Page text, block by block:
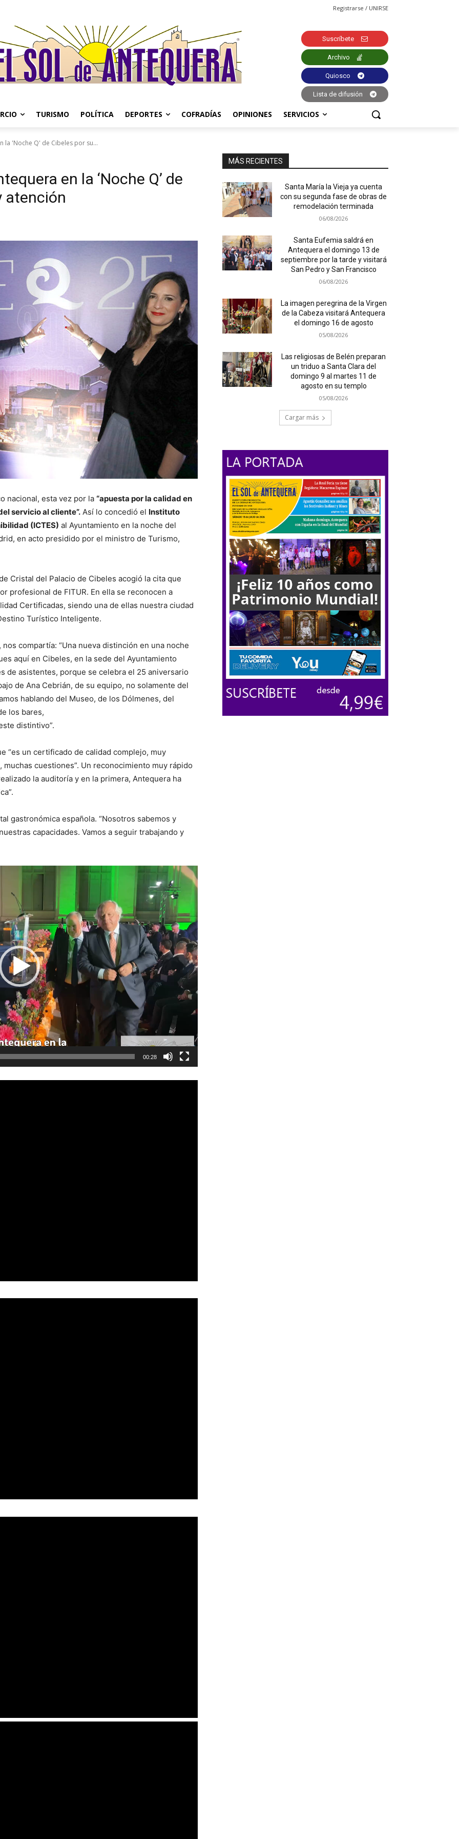
Registrarse / UNIRSE
Suscríbete
Archivo
Quiosco
Lista de difusión
TURISMO POLÍTICA DEPORTES COFRADÍAS OPINIONES SERVICIOS
la 'Noche Q' de Cibeles por su...
en la ‘Noche Q’ de
atención
nacional, esta vez por la “apuesta por la calidad en
servicio al cliente”. Así lo concedió el Instituto
(ICTES) al Ayuntamiento en la noche del
en acto presidido por el ministro de Turismo,
Cristal del Palacio de Cibeles acogió la cita que
profesional de FITUR. En ella se reconocen a
Certificadas, siendo una de ellas nuestra ciudad
Turístico Inteligente.
compartía: “Una nueva distinción en una noche
aquí en Cibeles, en la sede del Ayuntamiento
de asistentes, porque se celebra el 25 aniversario
de Ana Cebrián, de su equipo, no solamente del
hablando del Museo, de los Dólmenes, del
los bares,
distintivo”.
“es un certificado de calidad complejo, muy
cuestiones”. Un reconocimiento muy rápido
la auditoría y en la primera, Antequera ha
gastronómica española. “Nosotros sabemos y
capacidades. Vamos a seguir trabajando y
00:28
MÁS RECIENTES
Santa María la Vieja ya cuenta
con su segunda fase de obras de
remodelación terminada
06/08/2026
Santa Eufemia saldrá en
Antequera el domingo 13 de
septiembre por la tarde y visitará
San Pedro y San Francisco
06/08/2026
La imagen peregrina de la Virgen
de la Cabeza visitará Antequera
el domingo 16 de agosto
05/08/2026
Las religiosas de Belén preparan
un triduo a Santa Clara del
domingo 9 al martes 11 de
agosto en su templo
05/08/2026
Cargar más